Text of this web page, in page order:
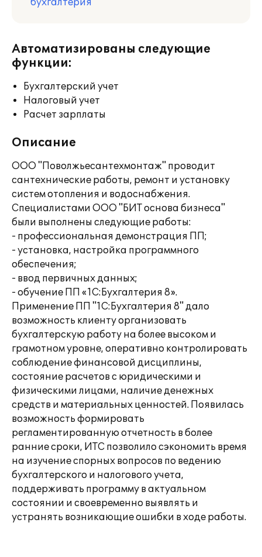
бухгалтерия
Автоматизированы следующие
функции:
Бухгалтерский учет
Налоговый учет
Расчет зарплаты
Описание
ООО "Поволжьесантехмонтаж" проводит
сантехнические работы, ремонт и установку
систем отопления и водоснабжения.
Специалистами ООО "БИТ основа бизнеса"
были выполнены следующие работы:
- профессиональная демонстрация ПП;
- установка, настройка программного
обеспечения;
- ввод первичных данных;
- обучение ПП «1С:Бухгалтерия 8».
Применение ПП "1С:Бухгалтерия 8" дало
возможность клиенту организовать
бухгалтерскую работу на более высоком и
грамотном уровне, оперативно контролировать
соблюдение финансовой дисциплины,
состояние расчетов с юридическими и
физическими лицами, наличие денежных
средств и материальных ценностей. Появилась
возможность формировать
регламентированную отчетность в более
ранние сроки, ИТС позволило сэкономить время
на изучение спорных вопросов по ведению
бухгалтерского и налогового учета,
поддерживать программу в актуальном
состоянии и своевременно выявлять и
устранять возникающие ошибки в ходе работы.